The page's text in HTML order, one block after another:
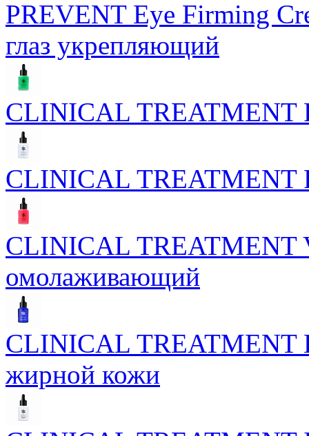
PREVENT Eye Firming
глаз укрепляющий
CLINICAL TREATMENT
CLINICAL TREATMENT
CLINICAL TREATMENT
омолаживающий
CLINICAL TREATMENT
жирной кожи